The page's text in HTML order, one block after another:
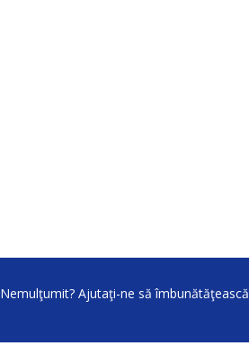
Nemulţumit? Ajutaţi-ne să îmbunătăţească